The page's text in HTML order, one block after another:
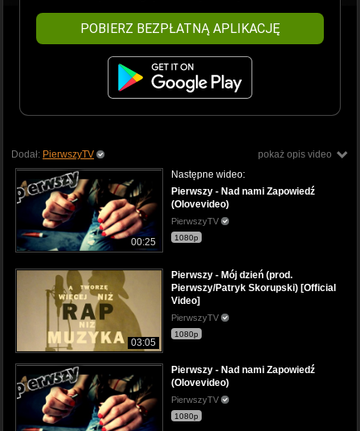
POBIERZ BEZPŁATNĄ APLIKACJĘ
pokaż opis video
Dodał: PierwszyTV
00:25
Następne wideo:
Pierwszy - Nad nami Zapowiedź
(Olovevideo)
PierwszyTV
1080p
03:05
Pierwszy - Mój dzień (prod.
Pierwszy/Patryk Skorupski) [Official
Video]
PierwszyTV
1080p
Pierwszy - Nad nami Zapowiedź
(Olovevideo)
PierwszyTV
1080p